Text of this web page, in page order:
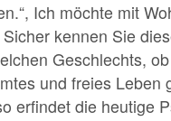
Ich möchte mit
kennen Sie
Geschlechts,
und freies Leben
erfindet die heutige